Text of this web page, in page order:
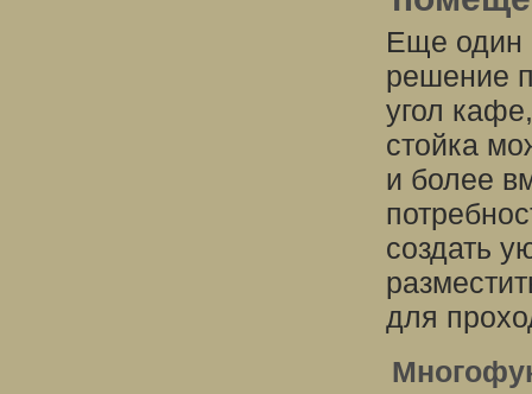
Еще один
решение
угол
стойка
и более
создать
для